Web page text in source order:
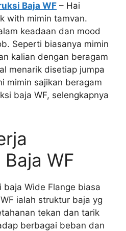
Baja WF – Hai
with mimin tamvan.
keadaan dan mood
Seperti biasanya mimin
kalian dengan beragam
menarik disetiap jumpa
mimin sajikan beragam
baja WF, selengkapnya
WF
baja Wide Flange biasa
ialah struktur baja yg
tekan dan tarik
berbagai beban dan